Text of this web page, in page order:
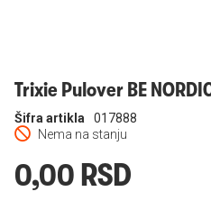
Trixie Pulover BE
Nema na stanju
Šifra artikla 017888
0,00 RSD